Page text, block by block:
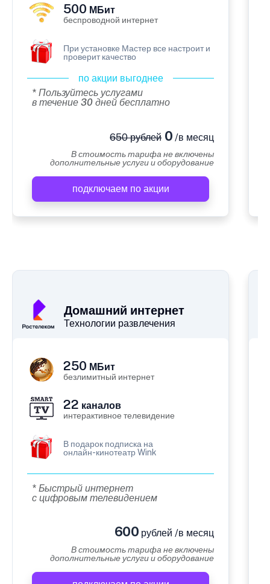
500 МБит
беспроводной интернет
При установке Мастер все настроит и
проверит качество
по акции выгоднее
* Пользуйтесь услугами
в течение 30 дней бесплатно
650 рублей0 /в месяц
В стоимость тарифа не включены
дополнительные услуги и оборудование
подключаем по акции
Домашний интернет
Технологии развлечения
250 МБит
безлимитный интернет
22 каналов
интерактивное телевидение
В подарок подписка на
онлайн-кинотеатр Wink
* Быстрый интернет
с цифровым телевидением
600 рублей /в месяц
В стоимость тарифа не включены
дополнительные услуги и оборудование